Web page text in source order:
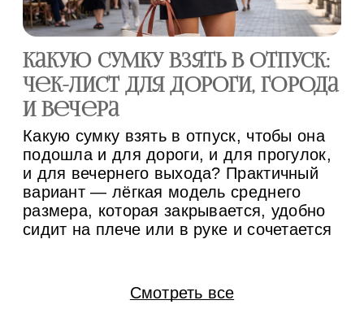
Какую сумку взять в отпуск:
чек-лист для дороги, города
и вечера
Какую сумку взять в отпуск, чтобы она
подошла и для дороги, и для прогулок,
и для вечернего выхода? Практичный
вариант — лёгкая модель среднего
размера, которая закрывается, удобно
сидит на плече или в руке и сочетается
ручки и внутренний вкладыш, одну
основу проще адаптировать под разные
Смотреть все